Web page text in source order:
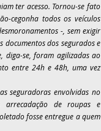
ter acesso. Tornou-se fato
cegonha todos os veículos
-, sem exigir
dos segurados e
diga-se, foram agilizadas ao
entre 24h e 48h, uma vez
seguradoras envolvidas no
arrecadação de roupas e
fosse entregue a quem